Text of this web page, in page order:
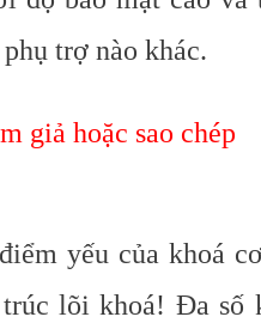
trợ nào khác.
giả hoặc sao chép
yếu của khoá
lõi khoá! Đa số